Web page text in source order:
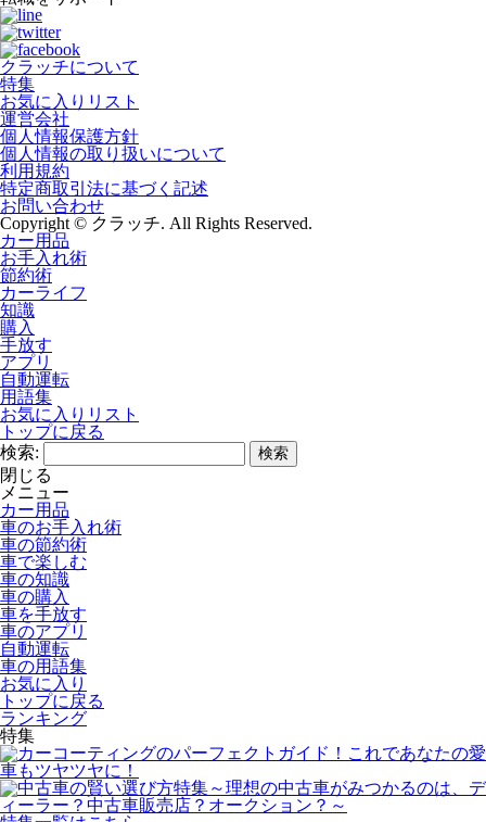
クラッチについて
特集
お気に入りリスト
運営会社
個人情報保護方針
個人情報の取り扱いについて
利用規約
特定商取引法に基づく記述
お問い合わせ
Copyright © クラッチ. All Rights Reserved.
カー用品
お手入れ術
節約術
カーライフ
知識
購入
手放す
アプリ
自動運転
用語集
お気に入りリスト
トップに戻る
検索:
閉じる
メニュー
カー用品
車のお手入れ術
車の節約術
車で楽しむ
車の知識
車の購入
車を手放す
車のアプリ
自動運転
車の用語集
お気に入り
トップに戻る
ランキング
特集